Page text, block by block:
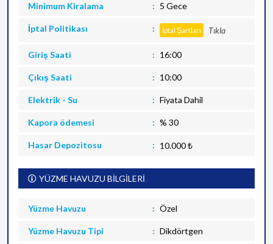
Minimum Kiralama 5 Gece
İptal Politikası İptal Şartları Tıkla
Giriş Saati 16:00
Çıkış Saati 10:00
Elektrik - Su Fiyata Dahil
Kapora ödemesi % 30
Hasar Depozitosu 10.000 ₺
YÜZME HAVUZU BİLGİLERİ
Yüzme Havuzu Özel
Yüzme Havuzu Tipi Dikdörtgen